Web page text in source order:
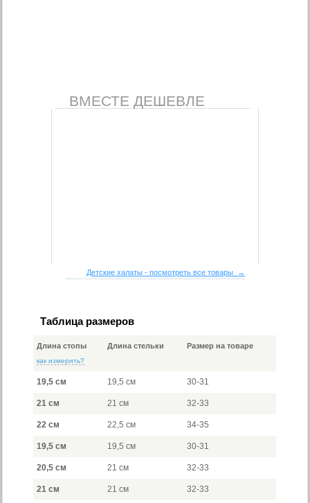
ВМЕСТЕ ДЕШЕВЛЕ
Детские халаты - посмотреть все товары →
Таблица размеров
Длина стопы
как измерить?
Длина стельки Размер на товаре
19,5 см 19,5 см 30-31
21 см 21 см 32-33
22 см 22,5 см 34-35
19,5 см 19,5 см 30-31
20,5 см 21 см 32-33
21 см 21 см 32-33